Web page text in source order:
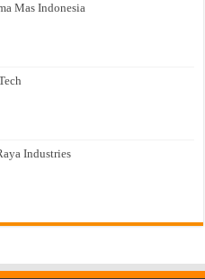
Mas Indonesia
Industries